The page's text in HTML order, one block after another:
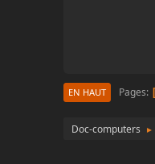
EN HAUT Pages
Doc-computers ►